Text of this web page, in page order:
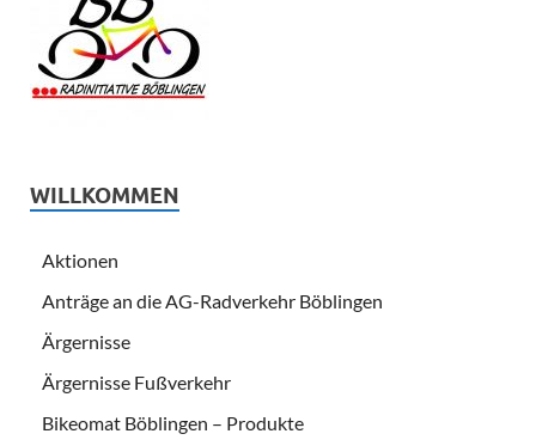
WILLKOMMEN
Aktionen
Anträge an die AG-Radverkehr Böblingen
Ärgernisse
Ärgernisse Fußverkehr
Bikeomat Böblingen – Produkte